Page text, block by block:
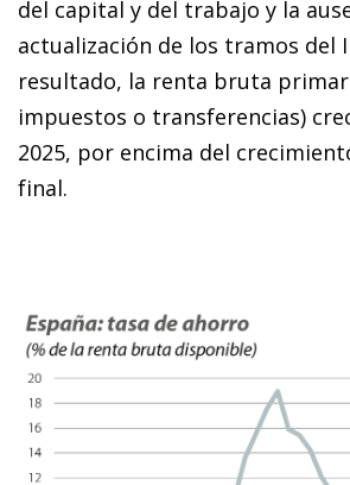
del capital y del trabajo y la
actualización de los tramos del
resultado, la renta bruta
impuestos o transferencias)
2025, por encima del
final.